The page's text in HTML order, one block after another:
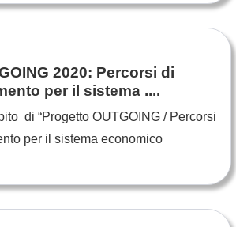
2020: Percorsi di
per il sistema ....
di “Progetto OUTGOING / Percorsi
per il sistema economico